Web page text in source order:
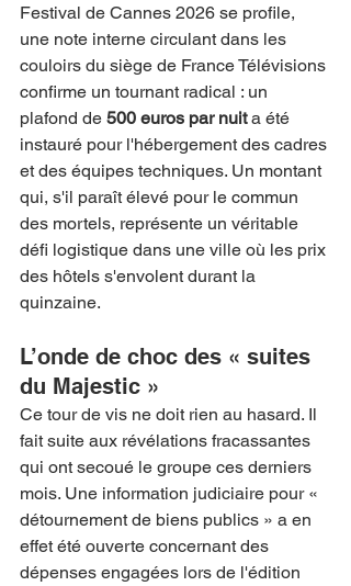
Festival de Cannes 2026 se profile,
une note interne circulant dans les
couloirs du siège de France Télévisions
confirme un tournant radical : un
plafond de 500 euros par nuit a été
instauré pour l'hébergement des cadres
et des équipes techniques. Un montant
qui, s'il paraît élevé pour le commun
des mortels, représente un véritable
défi logistique dans une ville où les prix
des hôtels s'envolent durant la
quinzaine.
L’onde de choc des « suites
du Majestic »
Ce tour de vis ne doit rien au hasard. Il
fait suite aux révélations fracassantes
qui ont secoué le groupe ces derniers
mois. Une information judiciaire pour «
détournement de biens publics » a en
effet été ouverte concernant des
dépenses engagées lors de l'édition